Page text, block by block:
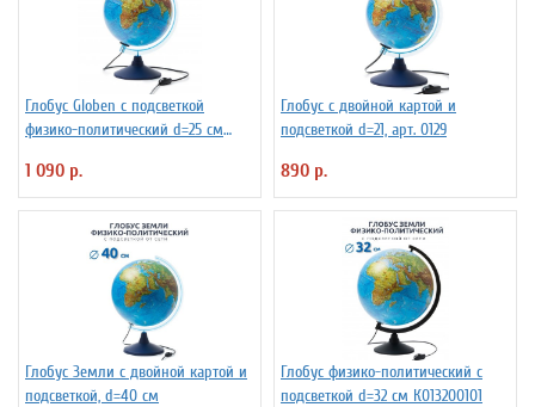
Глобус Globen с подсветкой
физико-политический d=25 см
1 090 р.
Глобус с двойной картой и
подсветкой d=21, арт. 0129
890 р.
Глобус Земли с двойной картой и
подсветкой, d=40 см
Глобус физико-политический с
подсветкой d=32 см К013200101